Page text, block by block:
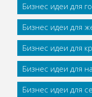
Бизнес идеи для
Бизнес идеи для
Бизнес идеи для
Бизнес идеи для
Бизнес идеи для